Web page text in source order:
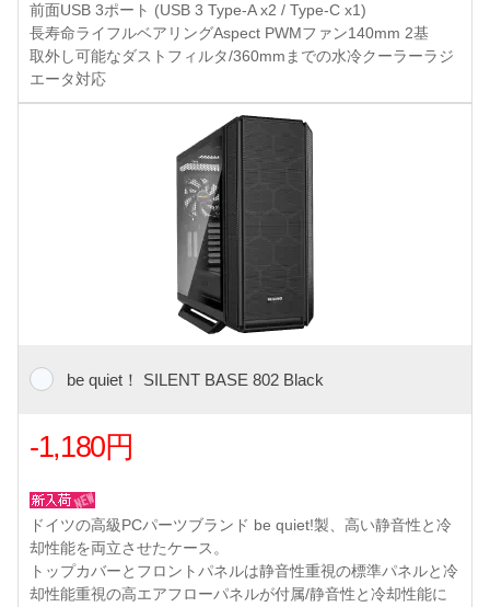
前面USB 3ポート (USB 3 Type-A x2 / Type-C x1)
長寿命ライフルベアリングAspect PWMファン140mm 2基
取外し可能なダストフィルタ/360mmまでの水冷クーラーラジ
エータ対応
be quiet！ SILENT BASE 802 Black
-1,180円
ドイツの高級PCパーツブランド be quiet!製、高い静音性と冷
却性能を両立させたケース。
トップカバーとフロントパネルは静音性重視の標準パネルと冷
却性能重視の高エアフローパネルが付属/静音性と冷却性能に